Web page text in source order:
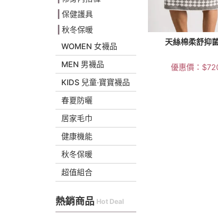
保健護具
秋冬保暖
WOMEN 女襪品
MEN 男襪品
KIDS 兒童‧寶寶襪品
春夏防曬
居家毛巾
健康機能
秋冬保暖
超值組合
熱銷商品 Hot Deal
天絲棉柔舒抑
優惠價： $